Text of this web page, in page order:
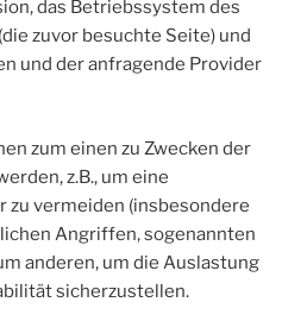
das Betriebssystem des
zuvor besuchte Seite) und
und der anfragende Provider
zum einen zu Zwecken der
z.B., um eine
zu vermeiden (insbesondere
Angriffen, sogenannten
anderen, um die Auslastung
sicherzustellen.